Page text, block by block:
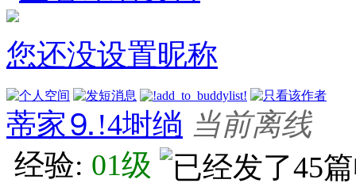
您还没设置昵称
蒂家⒐!4埘绱 当前离线
经验: 01级